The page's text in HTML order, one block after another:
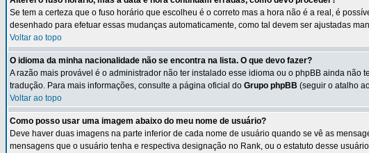
Se tem a certeza que o fuso horário que escolheu é o correto mas a hora não é a real, é
desenhado para efetuar essas mudanças automaticamente, como tal devem ser ajustadas
Voltar ao topo
O idioma da minha nacionalidade não se encontra na lista. O que devo fazer?
A razão mais provável é o administrador não ter instalado esse idioma ou o phpBB ainda
tradução. Para mais informações, consulte a página oficial do Grupo phpBB (seguir o atalho
Voltar ao topo
Como posso usar uma imagem abaixo do meu nome de usuário?
Deve haver duas imagens na parte inferior de cada nome de usuário quando se vê as
mensagens que o usuário tenha e respectiva designação no Rank, ou o estatuto desse